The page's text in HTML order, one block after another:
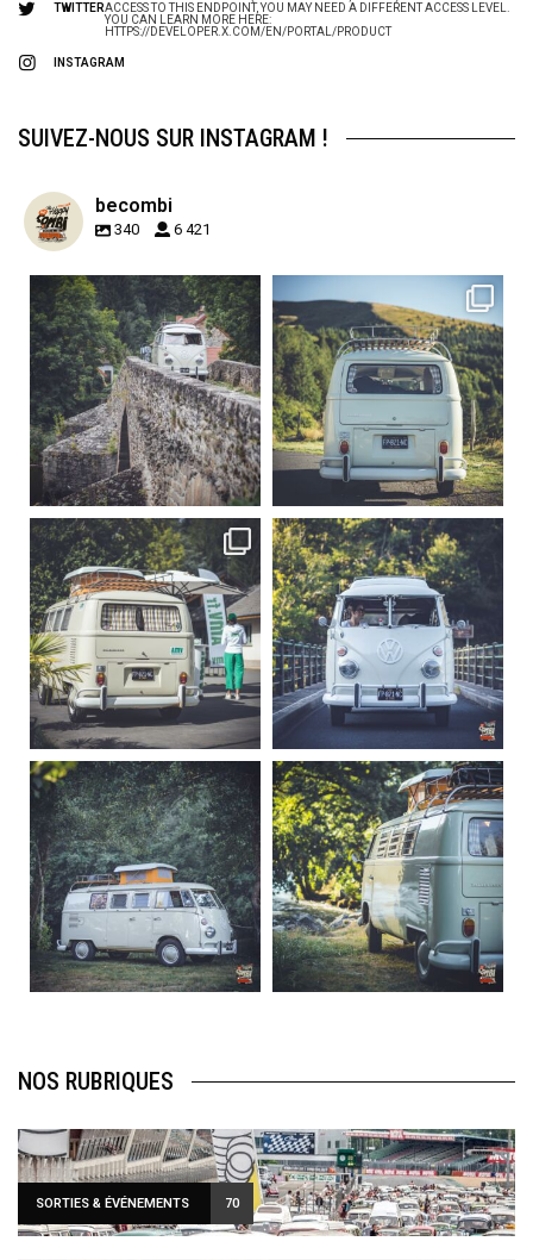
Sign Up to Our Newsletter
Get notified about exclusive offers every week!
SIGN UP
I would like to receive news and special offers.
TWITTERACCESS TO THIS ENDPOINT, YOU MAY NEED A DIFFERENT ACCESS LEVEL.
YOU CAN LEARN MORE HERE:
HTTPS://DEVELOPER.X.COM/EN/PORTAL/PRODUCT
INSTAGRAM
SUIVEZ-NOUS SUR INSTAGRAM !
becombi
340 6 421
becombi
Sep 15
219
3
Sep 12
216
3
becombi
Sep 10
220
4
becombi
Août 10
177
0
becombi
Août 10
120
0
becombi
Août 10
108
0
NOS RUBRIQUES
SORTIES & ÉVÉNEMENTS 70